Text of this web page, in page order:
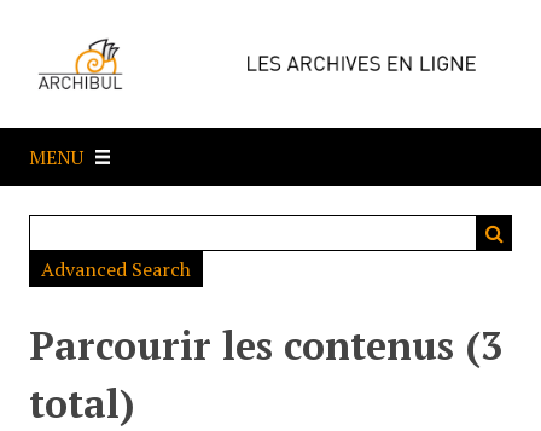
e
a
MENU
Advanced Search
Parcourir les contenus (3
total)